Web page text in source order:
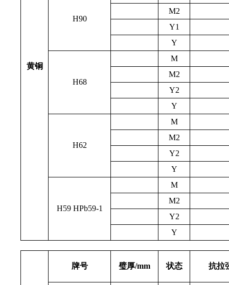
黄铜
H90
M2
Y1
Y
H68
M
M2
Y2
Y
H62
M
M2
Y2
Y
H59 HPb59-1
M
M2
Y2
Y
牌号 璧厚/mm 状态 抗拉